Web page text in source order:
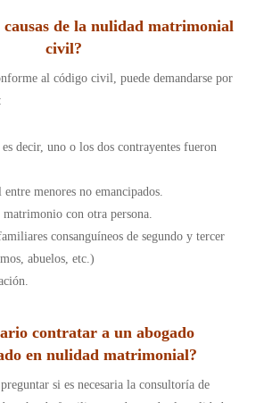
causas de la nulidad matrimonial
civil?
al código civil, puede demandarse por
decir, uno o los dos contrayentes fueron
menores no emancipados.
matrimonio con otra persona.
consanguíneos de segundo y tercer
abuelos, etc.)
contratar a un abogado
en nulidad matrimonial?
si es necesaria la consultoría de